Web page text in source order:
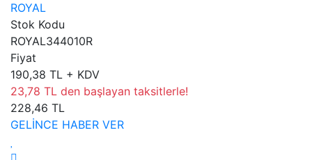
ROYAL
Stok Kodu
ROYAL344010R
Fiyat
190,38 TL + KDV
23,78 TL den başlayan taksitlerle!
228,46 TL
GELİNCE HABER VER